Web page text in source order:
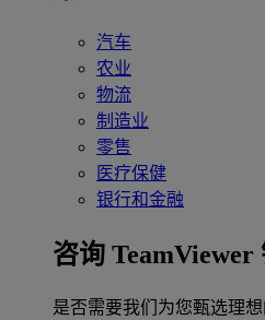
汽车
农业
物流
制造业
零售
医疗保健
银行和金融
咨询 TeamViewer
是否需要我们为您甄选理